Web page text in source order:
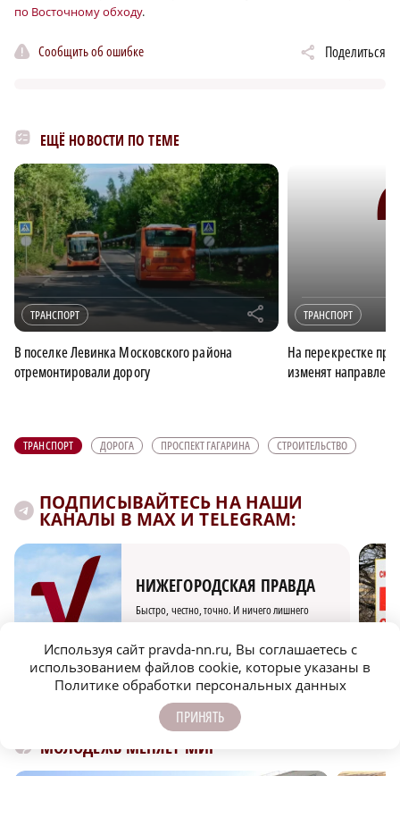
по Восточному обходу.
Сообщить об ошибке Поделиться
ЕЩЁ НОВОСТИ ПО ТЕМЕ
ТРАНСПОРТ r
В поселке Левинка Московского района
отремонтировали дорогу
ТРАНСПОРТ
На перекрестке
изменят
ТРАНСПОРТ ДОРОГА ПРОСПЕКТ ГАГАРИНА СТРОИТЕЛЬСТВО
ПОДПИСЫВАЙТЕСЬ НА НАШИ
КАНАЛЫ В MAX И TELEGRAM:
НИЖЕГОРОДСКАЯ ПРАВДА
Быстро, честно, точно. И ничего лишнего
МОЛОДЕЖЬ МЕНЯЕТ МИР
Используя сайт pravda-nn.ru, Вы соглашаетесь с
использованием файлов cookie, которые указаны в
Политике обработки персональных данных
ПРИНЯТЬ